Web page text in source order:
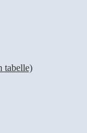
tabelle)